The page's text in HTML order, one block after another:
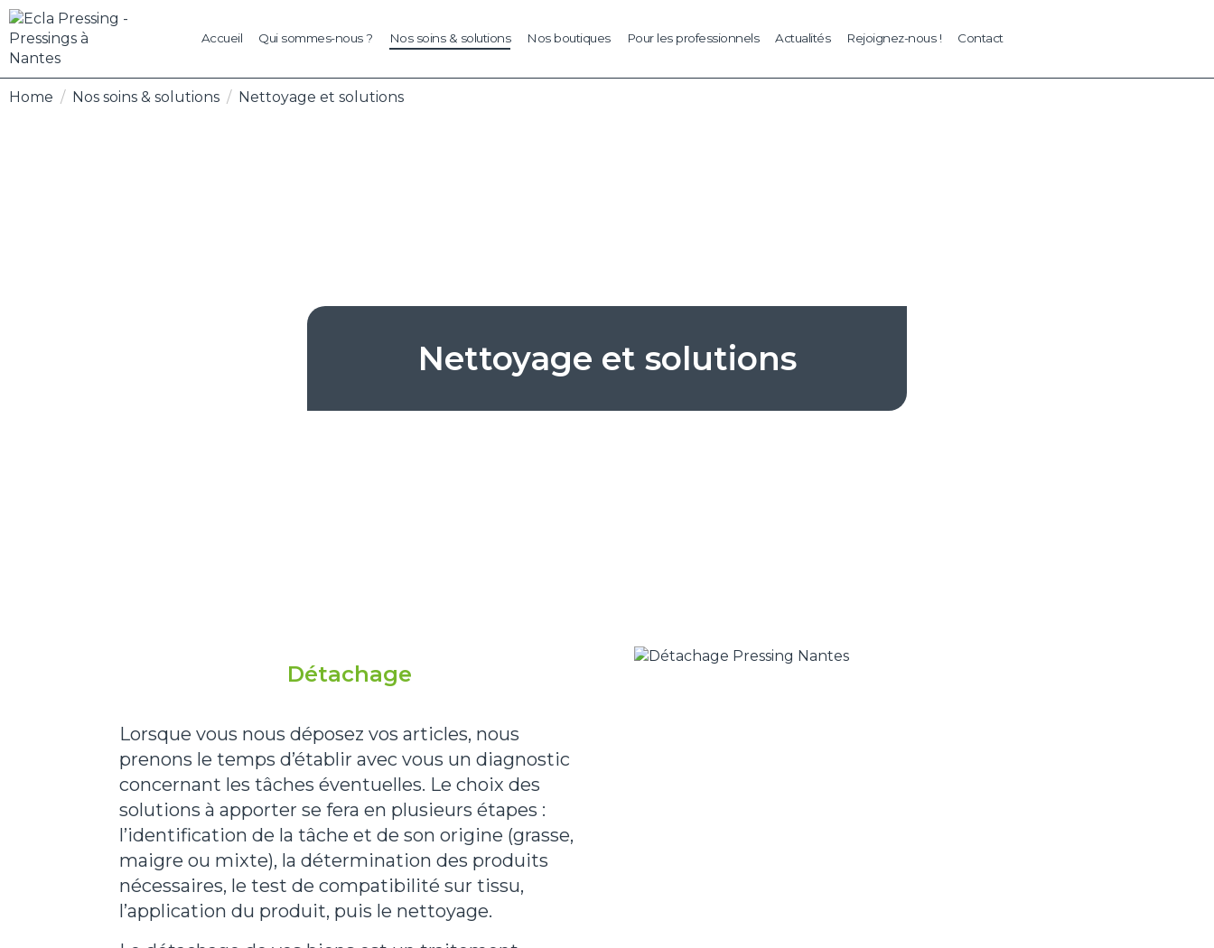
Accueil Qui sommes-nous ? Nos soins & solutions Nos boutiques Pour les professionnels Actualités Rejoignez-nous ! Contact
Home Nos soins & solutions Nettoyage et solutions
Nettoyage et solutions
Détachage
Lorsque vous nous déposez vos articles, nous
prenons le temps d’établir avec vous un diagnostic
concernant les tâches éventuelles. Le choix des
solutions à apporter se fera en plusieurs étapes :
l’identification de la tâche et de son origine (grasse,
maigre ou mixte), la détermination des produits
nécessaires, le test de compatibilité sur tissu,
l’application du produit, puis le nettoyage.